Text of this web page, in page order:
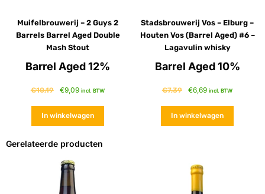
Muifelbrouwerij – 2 Guys 2
Barrels Barrel Aged Double
Mash Stout
Barrel Aged 12%
€10,19 €9,09 incl. BTW
In winkelwagen
Stadsbrouwerij Vos – Elburg –
Houten Vos (Barrel Aged) #6 –
Lagavulin whisky
Barrel Aged 10%
€7,39 €6,69 incl. BTW
In winkelwagen
Gerelateerde producten